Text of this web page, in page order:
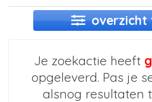
overzicht
Je zoekactie heeft
opgeleverd. Pas je
alsnog resultaten